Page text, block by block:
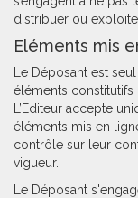
distribuer ou
Eléments mis
Le Déposant est
éléments constitutifs
L’Editeur accepte
éléments mis en
contrôle sur leur
vigueur.
Le Déposant